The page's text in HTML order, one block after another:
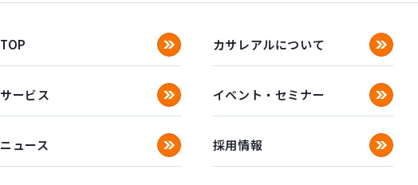
TOP カサレアルについて
サービス イベント・セミナー
ニュース 採用情報